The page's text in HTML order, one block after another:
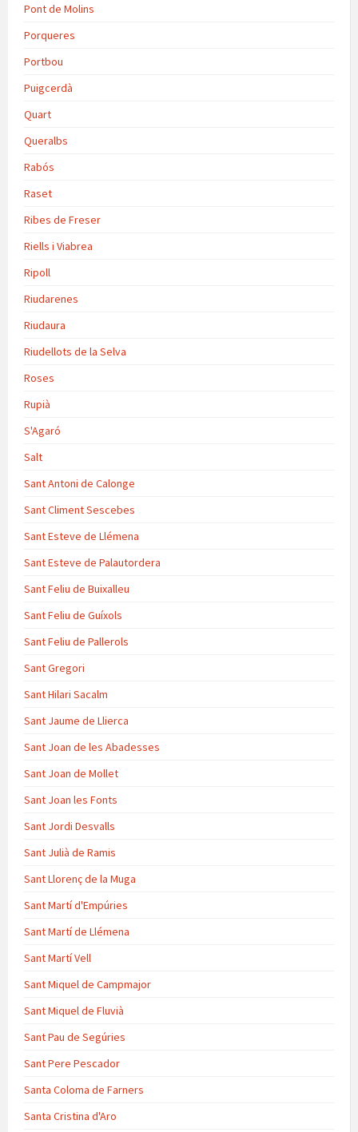
Pont de Molins
Porqueres
Portbou
Puigcerdà
Quart
Queralbs
Rabós
Raset
Ribes de Freser
Riells i Viabrea
Ripoll
Riudarenes
Riudaura
Riudellots de la Selva
Roses
Rupià
S'Agaró
Salt
Sant Antoni de Calonge
Sant Climent Sescebes
Sant Esteve de Llémena
Sant Esteve de Palautordera
Sant Feliu de Buixalleu
Sant Feliu de Guíxols
Sant Feliu de Pallerols
Sant Gregori
Sant Hilari Sacalm
Sant Jaume de Llierca
Sant Joan de les Abadesses
Sant Joan de Mollet
Sant Joan les Fonts
Sant Jordi Desvalls
Sant Julià de Ramis
Sant Llorenç de la Muga
Sant Martí d'Empúries
Sant Martí de Llémena
Sant Martí Vell
Sant Miquel de Campmajor
Sant Miquel de Fluvià
Sant Pau de Segúries
Sant Pere Pescador
Santa Coloma de Farners
Santa Cristina d'Aro